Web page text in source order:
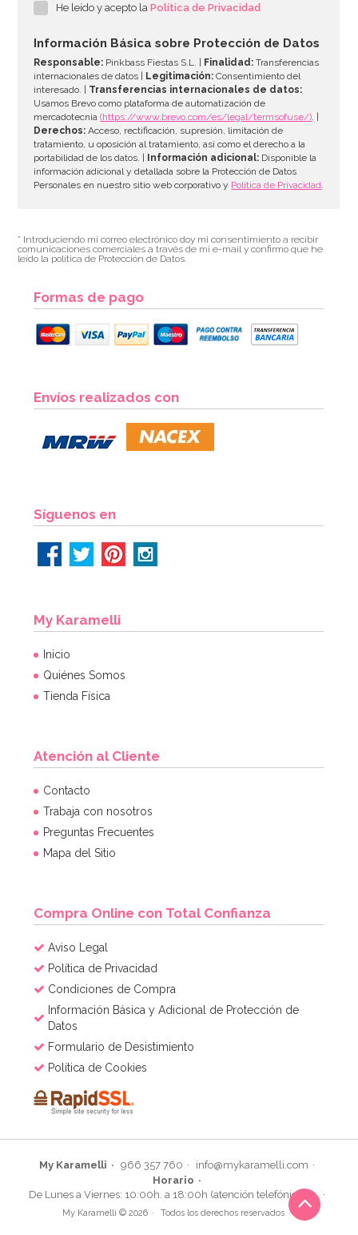
AÑADIR
He leído y acepto laPolítica de Privacidad
Información Básica sobre Protección de Datos
Responsable: Pinkbass Fiestas S.L. | Finalidad: Transferencias
internacionales de datos |
Legitimación: Consentimiento del
interesado. | Transferencias internacionales de datos:
Usamos Brevo como plataforma de automatización de
mercadotecnia(https://www.brevo.com/es/legal/termsofuse/). |
Derechos: Acceso, rectificación, supresión, limitación de
tratamiento, u oposición al tratamiento, así como el derecho a la
portabilidad de los datos. |
Información adicional: Disponible la
información adicional y detallada sobre la Protección de Datos
Personales en nuestro sitio web corporativo y Política de Privacidad.
* Introduciendo mi correo electrónico doy mi consentimiento a recibir
comunicaciones comerciales a través de mi e-mail y confirmo que he
leído la política de Protección de Datos.
Formas de pago
Envíos realizados con
Síguenos en
My Karamelli
Inicio
Quiénes Somos
Tienda Física
Atención al Cliente
Contacto
Trabaja con nosotros
Preguntas Frecuentes
Mapa del Sitio
Compra Online con Total Confianza
Aviso Legal
Política de Privacidad
Condiciones de Compra
Información Básica y Adicional de Protección de
Datos
Formulario de Desistimiento
Política de Cookies
My Karamelli 966 357 760
info@mykaramelli.com
Horario
De Lunes a Viernes: 10:00h. a 18:00h (atención telefónica)
My Karamelli © 2026 Todos los derechos reservados